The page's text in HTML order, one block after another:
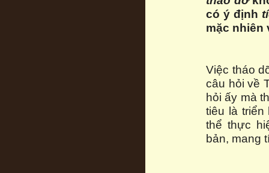
có ý định
mặc nhiên
Việc tháo
câu hỏi về
hỏi ấy mà
tiêu là
thể thực
bản, mang